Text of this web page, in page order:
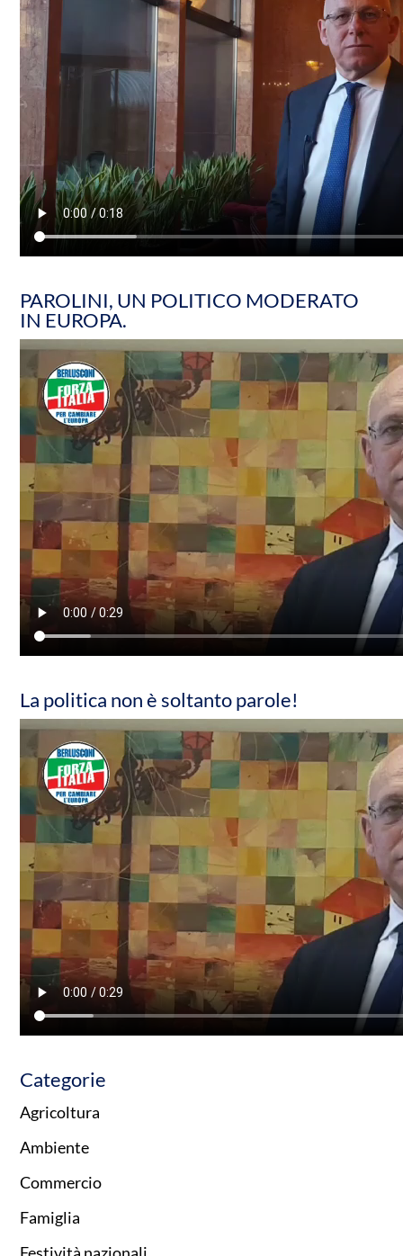
PAROLINI, UN POLITICO MODERATO
IN EUROPA.
La politica non è soltanto parole!
Categorie
Agricoltura
Ambiente
Commercio
Famiglia